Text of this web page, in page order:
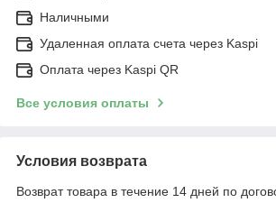
Наличными
Удаленная оплата счета через Kaspi
Оплата через Kaspi QR
Все условия оплаты
Условия возврата
Возврат товара в течение 14 дней по